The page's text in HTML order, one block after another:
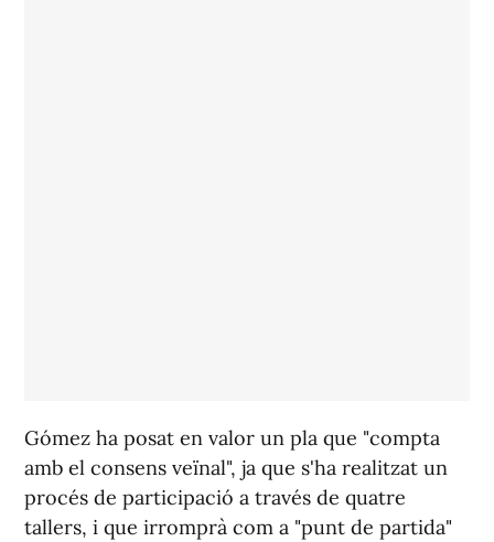
Gómez ha posat en valor un pla que "compta
amb el consens veïnal", ja que s'ha realitzat un
procés de participació a través de quatre
tallers, i que irromprà com a "punt de partida"